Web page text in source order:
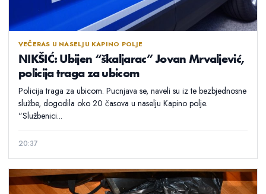
VEČERAS U NASELJU KAPINO POLJE
NIKŠIĆ: Ubijen “škaljarac” Jovan Mrvaljević,
policija traga za ubicom
Policija traga za ubicom. Pucnjava se, naveli su iz te bezbjednosne
službe, dogodila oko 20 časova u naselju Kapino polje.
"Službenici...
20:37